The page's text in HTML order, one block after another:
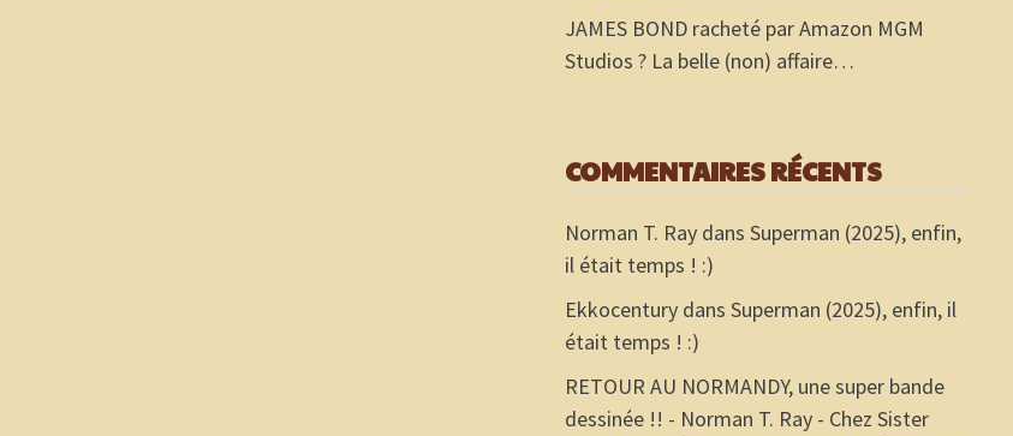
JAMES BOND racheté par Amazon MGM
Studios ? La belle (non) affaire…
COMMENTAIRES RÉCENTS
Norman T. Raydans Superman (2025), enfin,
il était temps ! :)
Ekkocenturydans Superman (2025), enfin, il
était temps ! :)
RETOUR AU NORMANDY, une super bande
dessinée !! - Norman T. Ray - Chez Sister